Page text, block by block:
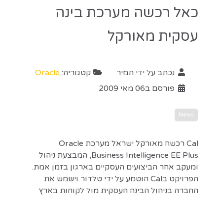
כאל רכשה מערכת בינה
עסקית מאורקל
נכתב על ידי תמיר קטגוריה: Oracle
פורסם ב06 מאי 2009
News
Cal רכשה מאורקל ישראל מערכת Oracle
Business Intelligence EE Plus, המבצעת ניהול
ומעקב אחר הביצועים העסקיים בארגון בזמן אמת.
הפרויקט בCal הוטמע על ידי טלדור וישמש את
החברה בניהול הבינה העסקית מול לקוחות בארץ